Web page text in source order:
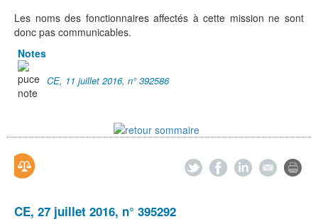
Les noms des fonctionnaires affectés à cette mission ne sont
donc pas communicables.
Notes
CE, 11 juillet 2016, n° 392586
CE, 27 juillet 2016, n° 395292